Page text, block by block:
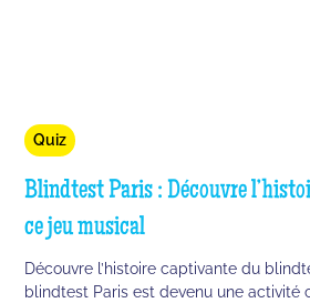
Quiz
Blindtest Paris : Découvre
ce jeu musical
Découvre l’histoire captivante du
blindtest Paris est devenu une activité